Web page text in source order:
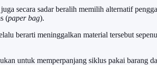
secara sadar beralih memilih alternatif
(paper bag).
berarti meninggalkan material tersebut
untuk memperpanjang siklus pakai barang